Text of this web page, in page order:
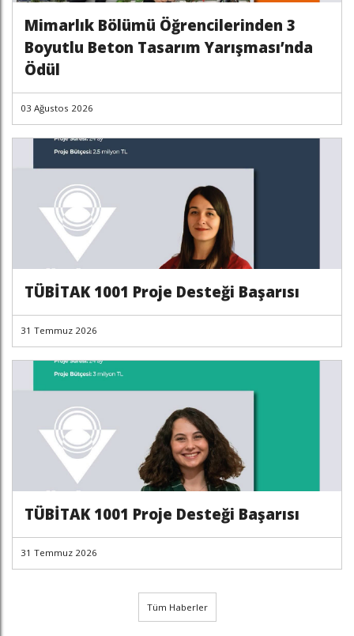
Mimarlık Bölümü Öğrencilerinden 3
Boyutlu Beton Tasarım Yarışması’nda
Ödül
03 Ağustos 2026
TÜBİTAK 1001 Proje Desteği Başarısı
31 Temmuz 2026
TÜBİTAK 1001 Proje Desteği Başarısı
31 Temmuz 2026
Tüm Haberler